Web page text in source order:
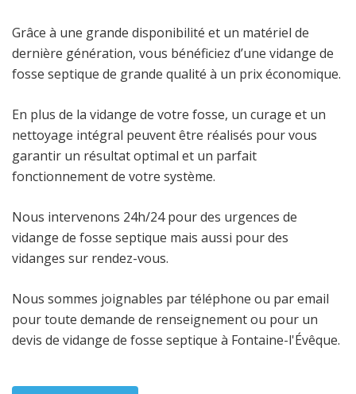
Grâce à une grande disponibilité et un matériel de
dernière génération, vous bénéficiez d’une vidange de
fosse septique de grande qualité à un prix économique.
En plus de la vidange de votre fosse, un curage et un
nettoyage intégral peuvent être réalisés pour vous
garantir un résultat optimal et un parfait
fonctionnement de votre système.
Nous intervenons 24h/24 pour des urgences de
vidange de fosse septique mais aussi pour des
vidanges sur rendez-vous.
Nous sommes joignables par téléphone ou par email
pour toute demande de renseignement ou pour un
devis de vidange de fosse septique à Fontaine-l'Évêque.